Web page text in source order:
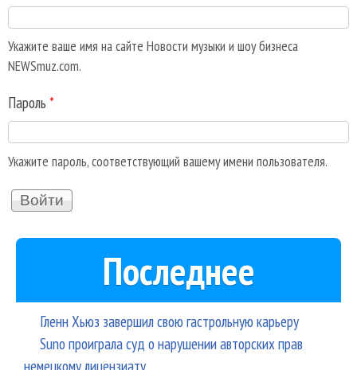
Укажите ваше имя на сайте Новости музыки и шоу бизнеса
NEWSmuz.com.
Пароль *
Укажите пароль, соответствующий вашему имени пользователя.
Последнее
Гленн Хьюз завершил свою гастрольную карьеру
Suno проиграла суд о нарушении авторских прав
немецкому лицензиату